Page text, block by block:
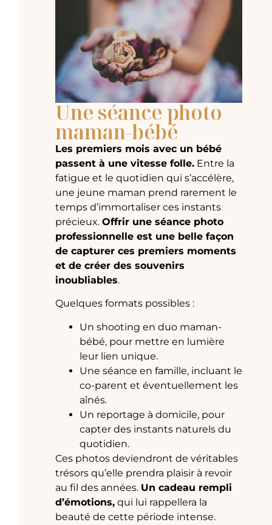
Une séance photo
maman-bébé
Les premiers mois avec un bébé
passent à une vitesse folle. Entre la
fatigue et le quotidien qui s’accélère,
une jeune maman prend rarement le
temps d’immortaliser ces instants
précieux.Offrir une séance photo
professionnelle est une belle façon
de capturer ces premiers moments
et de créer des souvenirs
inoubliables.
Quelques formats possibles :
Un shooting en duo maman-
bébé, pour mettre en lumière
leur lien unique.
Une séance en famille, incluant le
co-parent et éventuellement les
aînés.
Un reportage à domicile, pour
capter des instants naturels du
quotidien.
Ces photos deviendront de véritables
trésors qu’elle prendra plaisir à revoir
au fil des années. Un cadeau rempli
d’émotions, qui lui rappellera la
beauté de cette période intense.